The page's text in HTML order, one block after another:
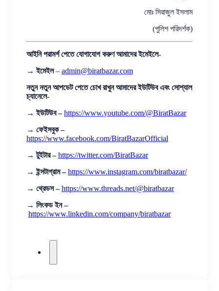
মোঃ সিরাজুল ইসলাম
(পুলিশ পরিদর্শক)
আইনি পরামর্শ পেতে যোগাযোগ করুণ আমাদের ইমেইলে-
→ইমেইল– admin@biratbazar.com
নতুন নতুন আপডেট পেতে চোখ রাখুন আমাদের ইউটিউব এবং সোশ্যাল
চ্যানেলে-
→ইউটিউব –https://www.youtube.com/@BiratBazar
→ ফেইসবুক –
https://www.facebook.com/BiratBazarOfficial
→টুইটার –https://twitter.com/BiratBazar
→ইন্সটাগ্রাম –https://www.instagram.com/biratbazar/
→ থ্রেডস –https://www.threads.net/@biratbazar
→ লিংকড ইন –
https://www.linkedin.com/company/biratbazar